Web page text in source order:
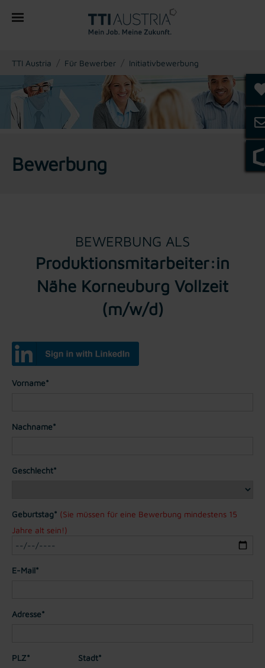
You are here:
TTI Austria Für Bewerber Initiativbewerbung
Bewerbung
BEWERBUNG ALS
Produktionsmitarbeiter:in
Nähe Korneuburg Vollzeit
(m/w/d)
Vorname*
Nachname*
Geschlecht*
Geburtstag* (Sie müssen für eine Bewerbung mindestens 15
Jahre alt sein!)
E-Mail*
Adresse*
PLZ* Stadt*